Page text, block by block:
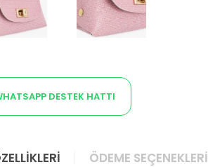
DESTEK HATTI
ÖDEME SEÇENEKLERI